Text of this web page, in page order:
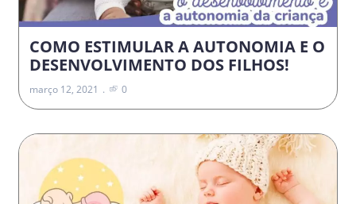
COMO ESTIMULAR A AUTONOMIA E O
DESENVOLVIMENTO DOS FILHOS!
março 12, 2021 0